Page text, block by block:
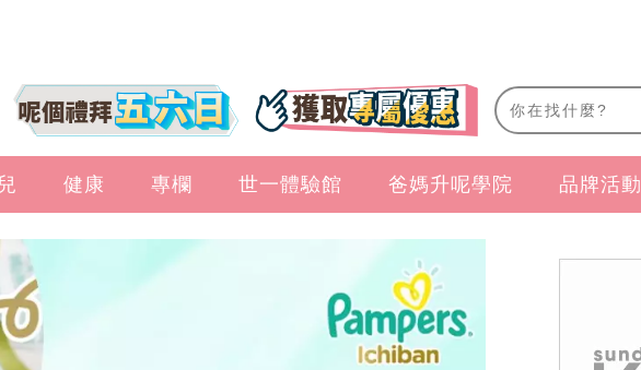
健康 專欄 世一體驗館 爸媽升呢學院 品牌活動